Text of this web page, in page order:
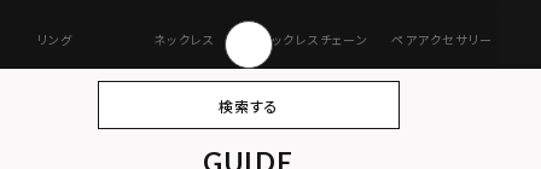
リング ネックレス ネックレスチェーン ペアアクセサリー
オンラインストア
ギフトボックス
検索する